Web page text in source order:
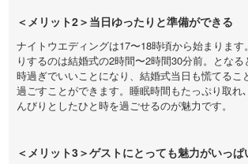
＜メリット2＞当日ゆったりと準備ができる
ナイトウエディングは17〜18時頃から始まります
りするのは結婚式の2時間〜2時間30分前。とな
時過ぎでいいことになり、結婚式当日も慌てるこ
過ごすことができます。睡眠時間もたっぷり取れ
んびりとしたひと時を過ごせるのが魅力です。
＜メリット3＞ゲストにとっても魅力がいっぱ